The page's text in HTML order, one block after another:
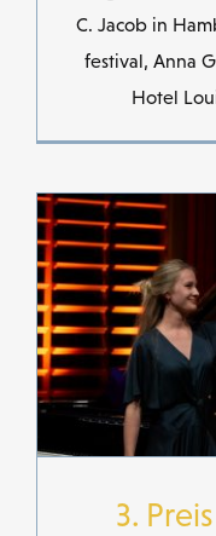
C. Jacob in
festival, Anna
Hotel
3.